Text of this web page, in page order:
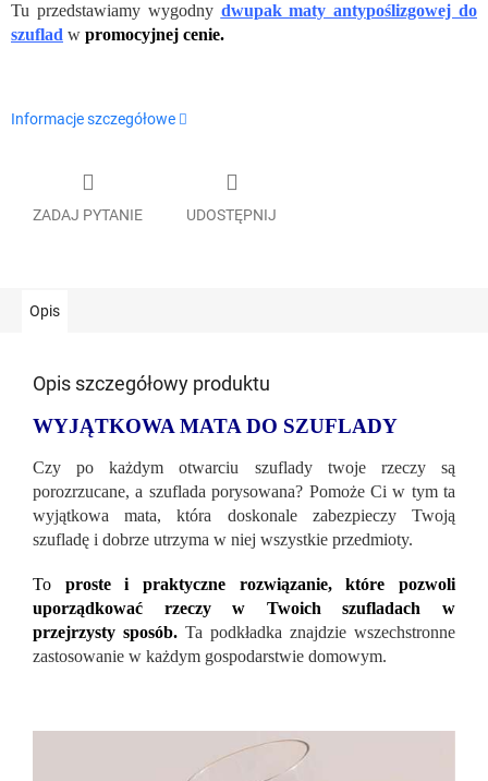
Tu przedstawiamy wygodny dwupak maty antypoślizgowej do
szuflad w promocyjnej cenie.
Informacje szczegółowe
ZADAJ PYTANIE UDOSTĘPNIJ
Opis
Opis szczegółowy produktu
WYJĄTKOWA MATA DO SZUFLADY
Czy po każdym otwarciu szuflady twoje rzeczy są
porozrzucane, a szuflada porysowana? Pomoże Ci w tym ta
wyjątkowa mata, która doskonale zabezpieczy Twoją
szufladę i dobrze utrzyma w niej wszystkie przedmioty.
To proste i praktyczne rozwiązanie, które pozwoli
uporządkować rzeczy w Twoich szufladach w
przejrzysty sposób. Ta podkładka znajdzie wszechstronne
zastosowanie w każdym gospodarstwie domowym.